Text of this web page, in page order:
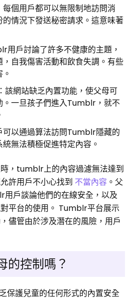
個用戶都可以無限制地訪問消
情況下發送秘密請求。這意味著
用戶討論了許多不健康的主題，
自我傷害活動和飲食失調。有些
：該網站缺乏內置功能，使父母可
。一旦孩子們進入Tumblr，就不
可以通過算法訪問Tumblr隱藏的
無法積極促進特定內容。
，tumblr上的內容過濾無法達到
許用戶不小心找到 不當內容 。父
戶談論他們的在線安全，以及
平台的使用。 Tumblr平台展示
儘管由於涉及潛在的風險，用戶
控制嗎？
保護兒童的任何形式的內置安全